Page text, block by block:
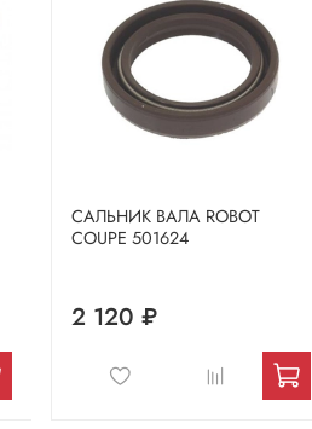
САЛЬНИК ВАЛА ROBOT
COUPE 501624
2 120 ₽